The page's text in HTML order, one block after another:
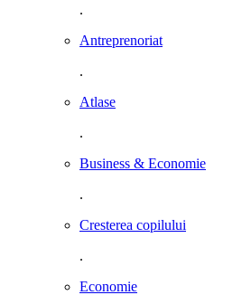
.
Antreprenoriat
.
Atlase
.
Business & Economie
.
Cresterea copilului
.
Economie